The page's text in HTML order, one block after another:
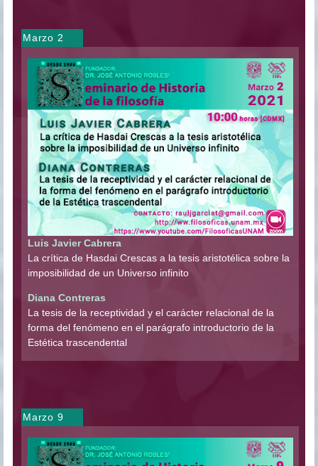
Marzo 2
Luis Javier Cabrera
La crítica de Hasdai Crescas a la tesis aristotélica sobre la
imposibilidad de un Universo infinito
Diana Contreras
La tesis de la receptividad y el carácter relacional de la
forma del fenómeno en el parágrafo introductorio de la
Estética trascendental
Marzo 9